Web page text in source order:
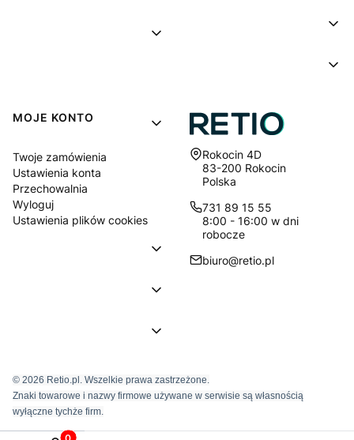
MOJE KONTO
Twoje zamówienia
Ustawienia konta
Przechowalnia
Wyloguj
Ustawienia plików cookies
Adres:
Rokocin 4D
83-200 Rokocin
Polska
731 89 15 55
8:00 - 16:00 w dni
robocze
biuro@retio.pl
© 2026 Retio.pl. Wszelkie prawa zastrzeżone.
Znaki towarowe i nazwy firmowe używane w serwisie są własnością
wyłączne tychże firm.